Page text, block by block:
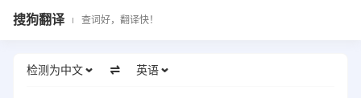
搜狗翻译 查词好，翻译快！
检测为中文 英语